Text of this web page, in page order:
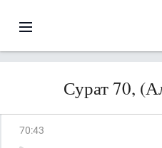
Сурат 70,
70:43